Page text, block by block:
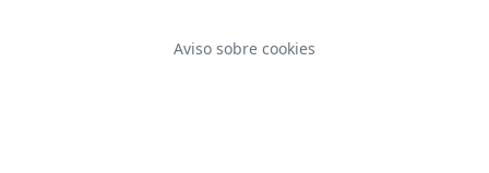
Aviso sobre cookies